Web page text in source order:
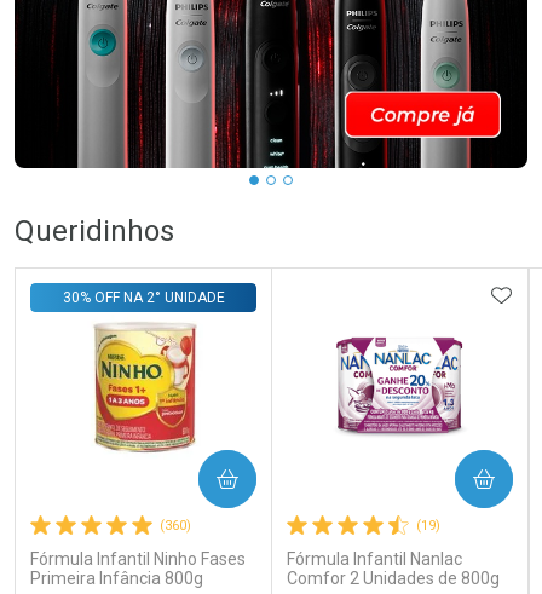
Queridinhos
(360)
Fórmula Infantil Ninho Fases
Primeira Infância 800g
30% OFF NA 2° UNIDADE
COMPRAR
(19)
Fórmula Infantil Nanlac
Comfor 2 Unidades de 800g
COMPRAR